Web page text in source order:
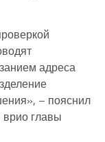
адреса
– пояснил
врио главы